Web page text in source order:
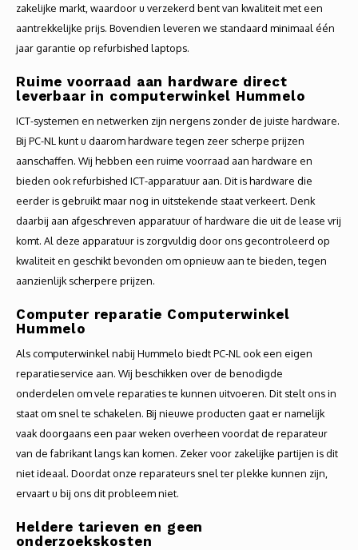
zakelijke markt, waardoor u verzekerd bent van kwaliteit met een
aantrekkelijke prijs. Bovendien leveren we standaard minimaal één
jaar garantie op refurbished laptops.
Ruime voorraad aan hardware direct
leverbaar in computerwinkel Hummelo
ICT-systemen en netwerken zijn nergens zonder de juiste hardware.
Bij PC-NL kunt u daarom hardware tegen zeer scherpe prijzen
aanschaffen. Wij hebben een ruime voorraad aan hardware en
bieden ook refurbished ICT-apparatuur aan. Dit is hardware die
eerder is gebruikt maar nog in uitstekende staat verkeert. Denk
daarbij aan afgeschreven apparatuur of hardware die uit de lease vrij
komt. Al deze apparatuur is zorgvuldig door ons gecontroleerd op
kwaliteit en geschikt bevonden om opnieuw aan te bieden, tegen
aanzienlijk scherpere prijzen.
Computer reparatie Computerwinkel
Hummelo
Als computerwinkel nabij Hummelo biedt PC-NL ook een eigen
reparatieservice aan. Wij beschikken over de benodigde
onderdelen om vele reparaties te kunnen uitvoeren. Dit stelt ons in
staat om snel te schakelen. Bij nieuwe producten gaat er namelijk
vaak doorgaans een paar weken overheen voordat de reparateur
van de fabrikant langs kan komen. Zeker voor zakelijke partijen is dit
niet ideaal. Doordat onze reparateurs snel ter plekke kunnen zijn,
ervaart u bij ons dit probleem niet.
Heldere tarieven en geen
onderzoekskosten